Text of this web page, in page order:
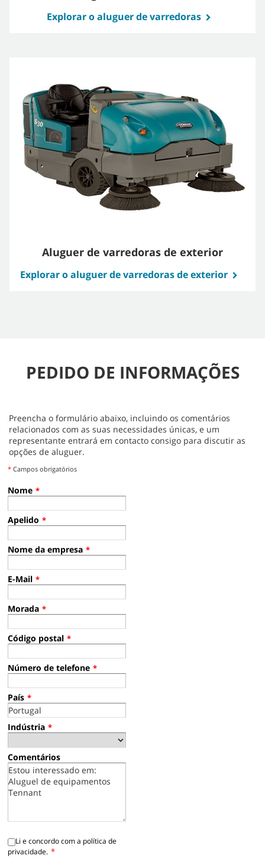
Explorar o aluguer de varredoras
Aluguer de varredoras de exterior
Explorar o aluguer de varredoras de exterior
PEDIDO DE INFORMAÇÕES
Preencha o formulário abaixo, incluindo os comentários
relacionados com as suas necessidades únicas, e um
representante entrará em contacto consigo para discutir as
opções de aluguer.
* Campos obrigatórios
Nome *
Apelido *
Nome da empresa *
E-Mail *
Morada *
Código postal *
Número de telefone *
País *
Indústria *
Comentários
Li e concordo com a política de
privacidade. *